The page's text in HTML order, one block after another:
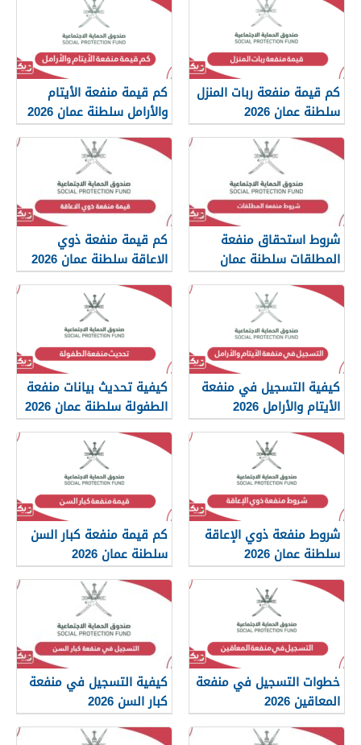
كم قيمة منفعة ربات المنزل
سلطنة عمان 2026
كم قيمة منفعة الأيتام
والأرامل سلطنة عمان 2026
شروط استحقاق منفعة
المطلقات سلطنة عمان
2026
كم قيمة منفعة ذوي
الاعاقة سلطنة عمان 2026
كيفية التسجيل في منفعة
الأيتام والأرامل 2026
كيفية تحديث بيانات منفعة
الطفولة سلطنة عمان 2026
شروط منفعة ذوي الإعاقة
سلطنة عمان 2026
كم قيمة منفعة كبار السن
سلطنة عمان 2026
خطوات التسجيل في منفعة
المعاقين 2026
كيفية التسجيل في منفعة
كبار السن 2026